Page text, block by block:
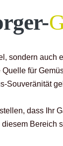
sondern
für
Souveränität
dass Ihr